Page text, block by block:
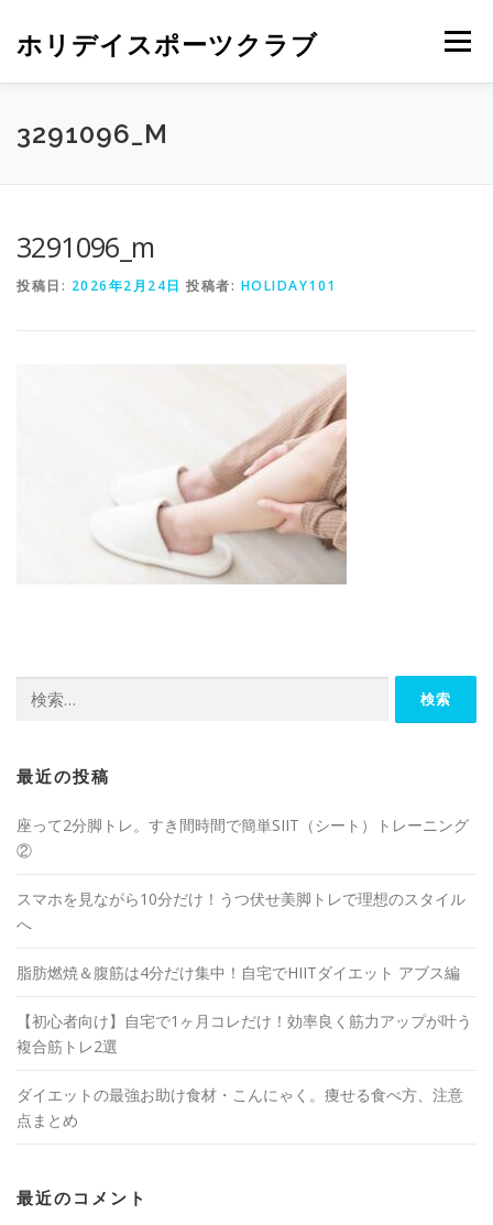
ホリデイスポーツクラブ メニュー
3291096_M
3291096_m
投稿日: 2026年2月24日 投稿者: HOLIDAY101
最近の投稿
座って2分脚トレ。すき間時間で簡単SIIT（シート）トレーニング
②
スマホを見ながら10分だけ！うつ伏せ美脚トレで理想のスタイル
へ
脂肪燃焼＆腹筋は4分だけ集中！自宅でHIITダイエット アブス編
【初心者向け】自宅で1ヶ月コレだけ！効率良く筋力アップが叶う
複合筋トレ2選
ダイエットの最強お助け食材・こんにゃく。痩せる食べ方、注意
点まとめ
最近のコメント